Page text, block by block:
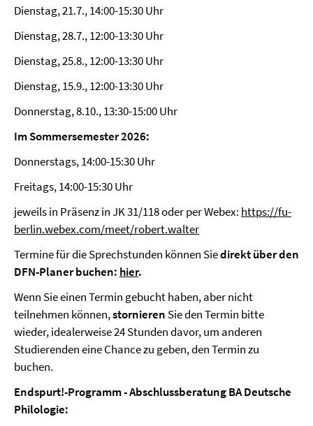
Dienstag, 21.7., 14:00-15:30 Uhr
Dienstag, 28.7., 12:00-13:30 Uhr
Dienstag, 25.8., 12:00-13:30 Uhr
Dienstag, 15.9., 12:00-13:30 Uhr
Donnerstag, 8.10., 13:30-15:00 Uhr
Im Sommersemester 2026:
Donnerstags, 14:00-15:30 Uhr
Freitags, 14:00-15:30 Uhr
jeweils in Präsenz in JK 31/118 oder per Webex: https://fu-
berlin.webex.com/meet/robert.walter
Termine für die Sprechstunden können Siedirekt über den
DFN-Planer buchen: hier.
Wenn Sie einen Termin gebucht haben, aber nicht
teilnehmen können,stornieren Sie den Termin bitte
wieder, idealerweise 24 Stunden davor, um anderen
Studierenden eine Chance zu geben, den Termin zu
buchen.
Endspurt!-Programm - Abschlussberatung BA Deutsche
Philologie: